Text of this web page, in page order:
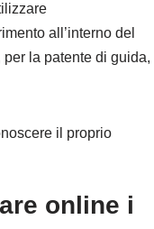
all’interno del
la patente di guida,
online i